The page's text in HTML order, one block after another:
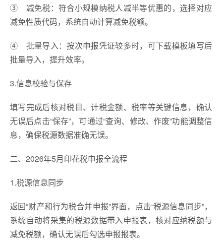
③ 减免税：符合小规模纳税人减半等优惠的，选择对应
减免性质代码，系统自动计算减免税额。
④ 批量导入：按次申报凭证较多时，可下载模板填写后
批量导入，提升效率。
3.信息校验与保存
填写完成后核对税目、计税金额、税率等关键信息，确认
无误后点击“保存”，可通过“查询、修改、作废”功能调整信
息，确保税源数据准确无误。
二、2026年5月印花税申报全流程
1.税源信息同步
返回“财产和行为税合并申报”界面，点击“税源信息同步”，
系统自动将采集的税源数据带入申报表，核对应纳税额与
减免税额，确认无误后勾选申报报表。